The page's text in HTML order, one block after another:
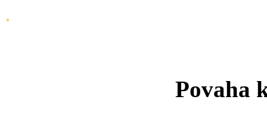
.
Povaha